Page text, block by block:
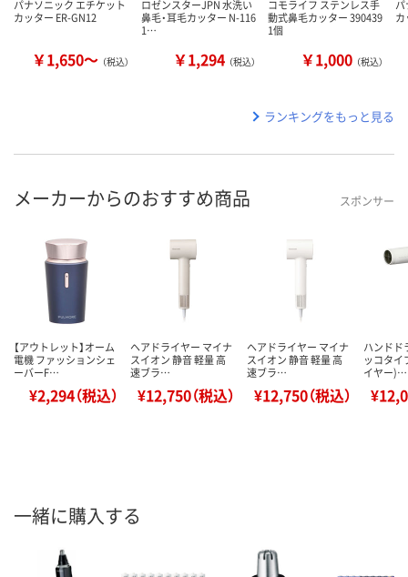
パナソニック エチケット
カッター ER-GN12
￥1,650～ （税込）
ロゼンスターJPN 水洗い
鼻毛・耳毛カッター N-116
1…
￥1,294 （税込）
コモライフ ステンレス手
動式鼻毛カッター 390439
1個
￥1,000 （税込）
カ
ランキングをもっと見る
メーカーからのおすすめ商品 スポンサー
【アウトレット】オーム
電機 ファッションシェ
ーバーF…
¥2,294（税込）
ヘアドライヤー マイナ
スイオン 静音 軽量 高
速ブラ…
¥12,750（税込）
ヘアドライヤー マイナ
スイオン 静音 軽量 高
速ブラ…
¥12,750（税込）
ハンドド
ッコタイ
イヤー)…
一緒に購入する